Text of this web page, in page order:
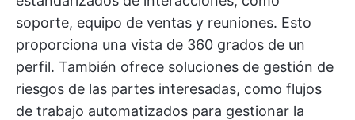
soporte, equipo de ventas y reuniones. Esto
proporciona una vista de 360 grados de un
perfil. También ofrece soluciones de gestión de
riesgos de las partes interesadas, como flujos
de trabajo automatizados para gestionar la